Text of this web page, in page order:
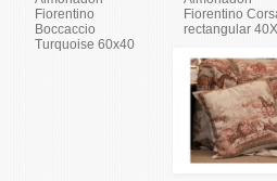
Fiorentino
Boccaccio
Turquoise 60x40
Fiorentino
rectangular